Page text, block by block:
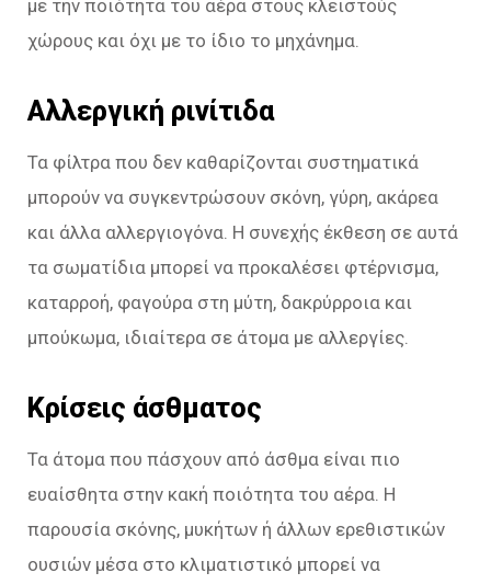
με την ποιότητα του αέρα στους κλειστούς
χώρους και όχι με το ίδιο το μηχάνημα.
Αλλεργική ρινίτιδα
Τα φίλτρα που δεν καθαρίζονται συστηματικά
μπορούν να συγκεντρώσουν σκόνη, γύρη, ακάρεα
και άλλα αλλεργιογόνα. Η συνεχής έκθεση σε αυτά
τα σωματίδια μπορεί να προκαλέσει φτέρνισμα,
καταρροή, φαγούρα στη μύτη, δακρύρροια και
μπούκωμα, ιδιαίτερα σε άτομα με αλλεργίες.
Κρίσεις άσθματος
Τα άτομα που πάσχουν από άσθμα είναι πιο
ευαίσθητα στην κακή ποιότητα του αέρα. Η
παρουσία σκόνης, μυκήτων ή άλλων ερεθιστικών
ουσιών μέσα στο κλιματιστικό μπορεί να